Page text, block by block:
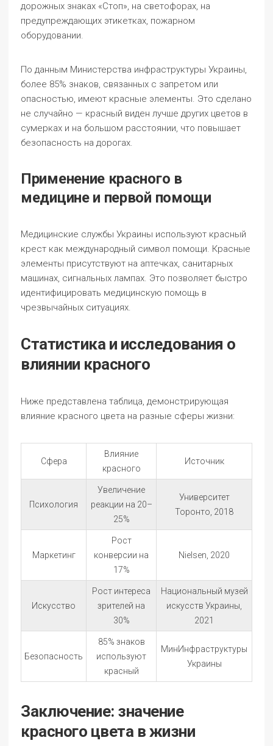
дорожных знаках «Стоп», на светофорах, на
предупреждающих этикетках, пожарном
оборудовании.
По данным Министерства инфраструктуры Украины,
более 85% знаков, связанных с запретом или
опасностью, имеют красные элементы. Это сделано
не случайно — красный виден лучше других цветов в
сумерках и на большом расстоянии, что повышает
безопасность на дорогах.
Применение красного в
медицине и первой помощи
Медицинские службы Украины используют красный
крест как международный символ помощи. Красные
элементы присутствуют на аптечках, санитарных
машинах, сигнальных лампах. Это позволяет быстро
идентифицировать медицинскую помощь в
чрезвычайных ситуациях.
Статистика и исследования о
влиянии красного
Ниже представлена таблица, демонстрирующая
влияние красного цвета на разные сферы жизни:
Сфера
Влияние
красного
Источник
Психология
Увеличение
реакции на 20–
25%
Университет
Торонто, 2018
Маркетинг
Рост
конверсии на
17%
Nielsen, 2020
Искусство
Рост интереса
зрителей на
30%
Национальный музей
искусств Украины,
2021
Безопасность
85% знаков
используют
красный
МинИнфраструктуры
Украины
Заключение: значение
красного цвета в жизни